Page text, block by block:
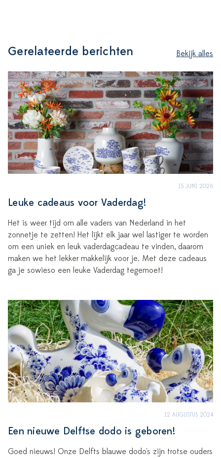
Gerelateerde berichten Bekijk alles
15 JUNI 2026
Leuke cadeaus voor Vaderdag!
Het is weer tijd om alle vaders van Nederland in het
zonnetje te zetten! Het lijkt elk jaar wel lastiger te worden
om een uniek en leuk vaderdagcadeau te vinden, daarom
maken we het lekker makkelijk voor je. Met deze cadeaus
ga je sowieso een leuke Vaderdag tegemoet!
12 AUGUSTUS 2024
Een nieuwe Delftse dodo is geboren!
Goed nieuws! Onze Delfts blauwe dodo's zijn trotse ouders